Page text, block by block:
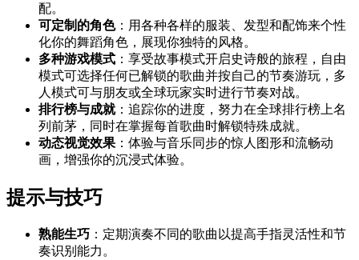
配。
可定制的角色：用各种各样的服装、发型和配饰来个性
化你的舞蹈角色，展现你独特的风格。
多种游戏模式 ：享受故事模式开启史诗般的旅程，自由
模式可选择任何已解锁的歌曲并按自己的节奏游玩，多
人模式可与朋友或全球玩家实时进行节奏对战。
排行榜与成就：追踪你的进度，努力在全球排行榜上名
列前茅，同时在掌握每首歌曲时解锁特殊成就。
动态视觉效果 ：体验与音乐同步的惊人图形和流畅动
画，增强你的沉浸式体验。
提示与技巧
熟能生巧 ：定期演奏不同的歌曲以提高手指灵活性和节
奏识别能力。